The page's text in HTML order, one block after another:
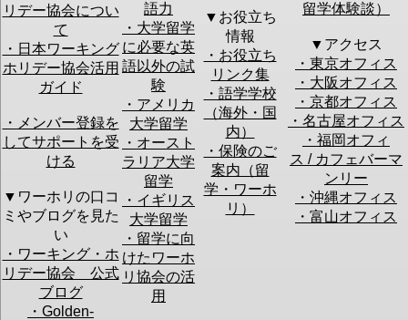
個別カウンセリン
グ
・セミナーの後に個別カウンセリングをご希望され
ますか？：
はい
ご希望の方はお手数ですが上記予定日等の質問に詳
細をご記入いただければスムーズなお話ができます
のでご協力をお願い致します。
初心者セミナーの
アンケート
・このセミナーでどんな情報を聞きたいですか？：
・今不安に思っていることは何ですか？：
渡航のプラ
ン立て
渡航費用の
準備
ビザ申請
英語力
リデー協会につい
て
・日本ワーキング
ホリデー協会活用
ガイド
・メンバー登録を
してサポートを受
ける
▼ワーホリの口コ
ミやブログを見た
い
・ワーキング・ホ
リデー協会 公式
ブログ
・Golden-
語力
・大学留学
に必要な英
語以外の試
験
・アメリカ
大学留学
・オースト
ラリア大学
留学
・イギリス
大学留学
・留学に向
けたワーホ
リ協会の活
用
▼お役立ち
情報
・お役立ち
リンク集
・語学学校
（海外・国
内）
・保険のご
案内（留
学・ワーホ
リ）
留学体験談）
▼アクセス
・東京オフィス
・大阪オフィス
・京都オフィス
・名古屋オフィス
・福岡オフィ
ス / カフェバーマ
ンリー
・沖縄オフィス
・富山オフィス